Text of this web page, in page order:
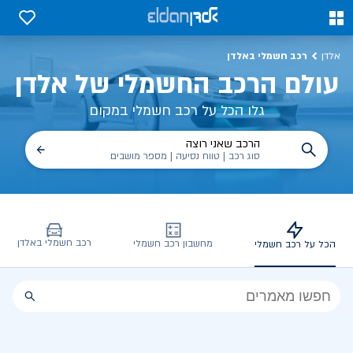
0
0
אלדן רכב חשמלי באלדן
עולם הרכב החשמלי של אלדן
גלו הכל על רכב חשמלי במקום
הרכב שאני רוצה
סוג רכב | טווח נסיעה | מספר מושבים
הכל על רכב חשמלי מחשבון רכב חשמלי רכב חשמלי באלדן
הכל
הכל על רכב חשמלי, שימושים, טכנולוגיה וכל מה שכדי לדעת | אלדן